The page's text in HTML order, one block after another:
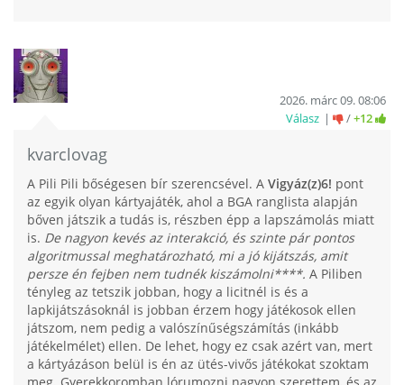
kvarclovag
2026. márc 09. 08:06
Válasz
/+12
A Pili Pili bőségesen bír szerencsével. A Vigyáz(z)6! pont
az egyik olyan kártyajáték, ahol a BGA ranglista alapján
bőven játszik a tudás is, részben épp a lapszámolás miatt
is. De nagyon kevés az interakció, és szinte pár pontos
algoritmussal meghatározható, mi a jó kijátszás, amit
persze én fejben nem tudnék kiszámolni****. A Piliben
tényleg az tetszik jobban, hogy a licitnél is és a
lapkijátszásoknál is jobban érzem hogy játékosok ellen
játszom, nem pedig a valószínűségszámítás (inkább
játékelmélet) ellen. De lehet, hogy ez csak azért van, mert
a kártyázáson belül is én az ütés-vivős játékokat szoktam